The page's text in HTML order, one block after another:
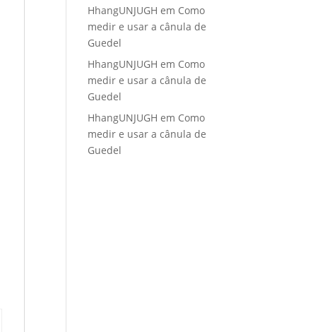
HhangUNJUGH em Como
medir e usar a cânula de
Guedel
HhangUNJUGH em Como
medir e usar a cânula de
Guedel
HhangUNJUGH em Como
medir e usar a cânula de
Guedel